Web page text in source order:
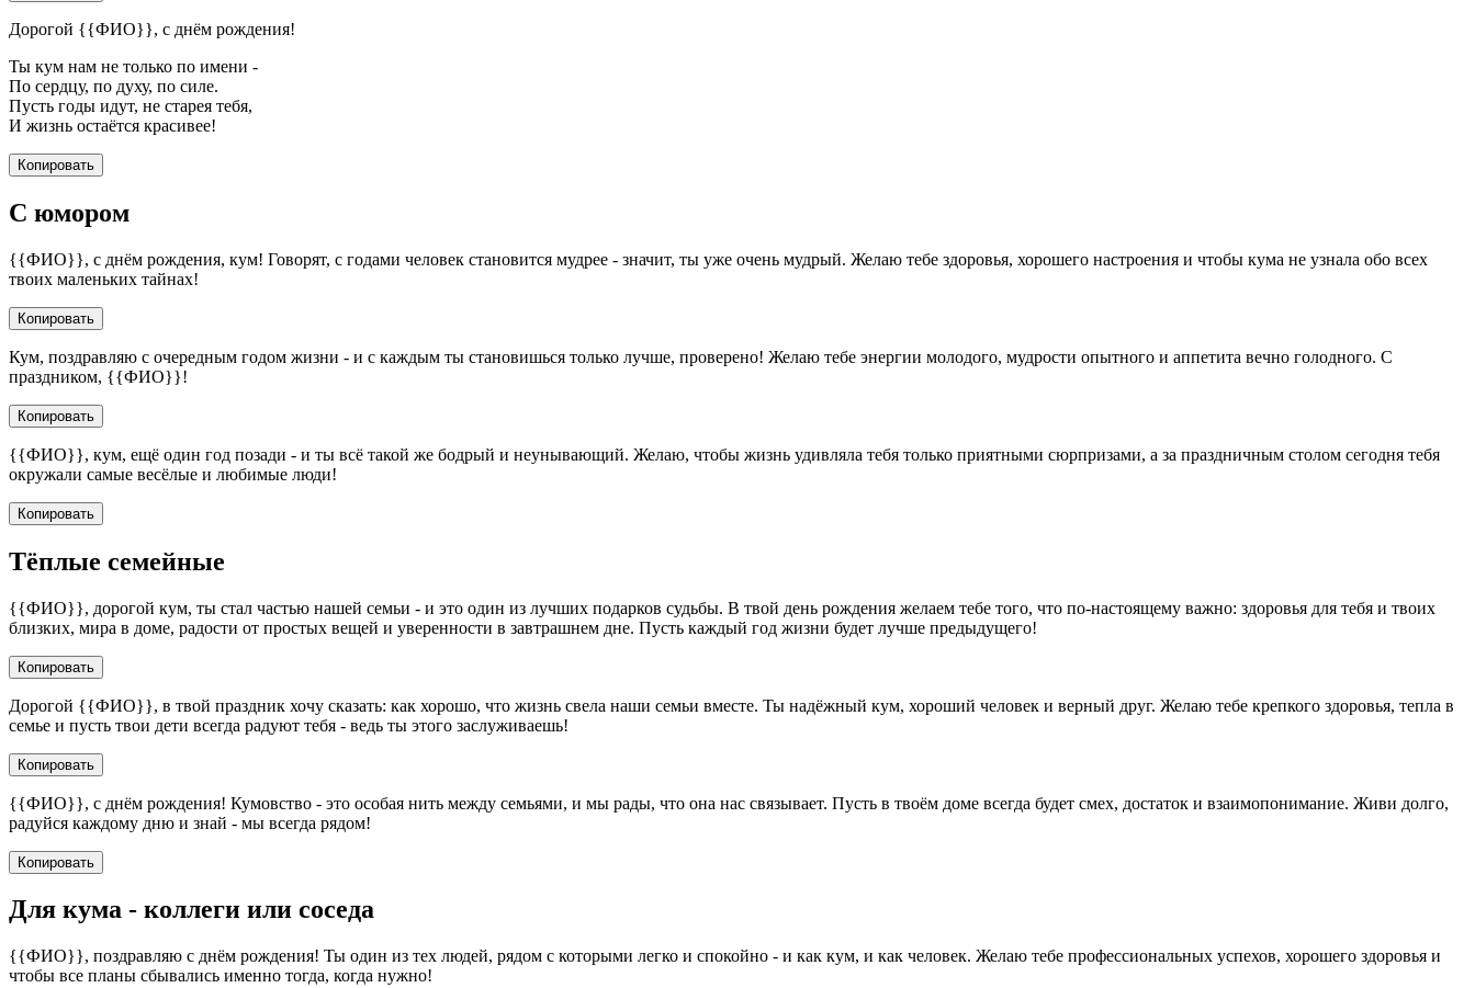
Дорогой {{ФИО}}, с днём рождения!
Ты кум нам не только по имени -
По сердцу, по духу, по силе.
Пусть годы идут, не старея тебя,
И жизнь остаётся красивее!
Копировать
С юмором
{{ФИО}}, с днём рождения, кум! Говорят, с годами человек становится мудрее - значит, ты уже очень мудрый. Желаю тебе здоровья, хорошего настроения и чтобы кума не узнала обо всех
твоих маленьких тайнах!
Копировать
Кум, поздравляю с очередным годом жизни - и с каждым ты становишься только лучше, проверено! Желаю тебе энергии молодого, мудрости опытного и аппетита вечно голодного. С
праздником, {{ФИО}}!
Копировать
{{ФИО}}, кум, ещё один год позади - и ты всё такой же бодрый и неунывающий. Желаю, чтобы жизнь удивляла тебя только приятными сюрпризами, а за праздничным столом сегодня тебя
окружали самые весёлые и любимые люди!
Копировать
Тёплые семейные
{{ФИО}}, дорогой кум, ты стал частью нашей семьи - и это один из лучших подарков судьбы. В твой день рождения желаем тебе того, что по-настоящему важно: здоровья для тебя и твоих
близких, мира в доме, радости от простых вещей и уверенности в завтрашнем дне. Пусть каждый год жизни будет лучше предыдущего!
Копировать
Дорогой {{ФИО}}, в твой праздник хочу сказать: как хорошо, что жизнь свела наши семьи вместе. Ты надёжный кум, хороший человек и верный друг. Желаю тебе крепкого здоровья, тепла в
семье и пусть твои дети всегда радуют тебя - ведь ты этого заслуживаешь!
Копировать
{{ФИО}}, с днём рождения! Кумовство - это особая нить между семьями, и мы рады, что она нас связывает. Пусть в твоём доме всегда будет смех, достаток и взаимопонимание. Живи долго,
радуйся каждому дню и знай - мы всегда рядом!
Копировать
Для кума - коллеги или соседа
{{ФИО}}, поздравляю с днём рождения! Ты один из тех людей, рядом с которыми легко и спокойно - и как кум, и как человек. Желаю тебе профессиональных успехов, хорошего здоровья и
чтобы все планы сбывались именно тогда, когда нужно!